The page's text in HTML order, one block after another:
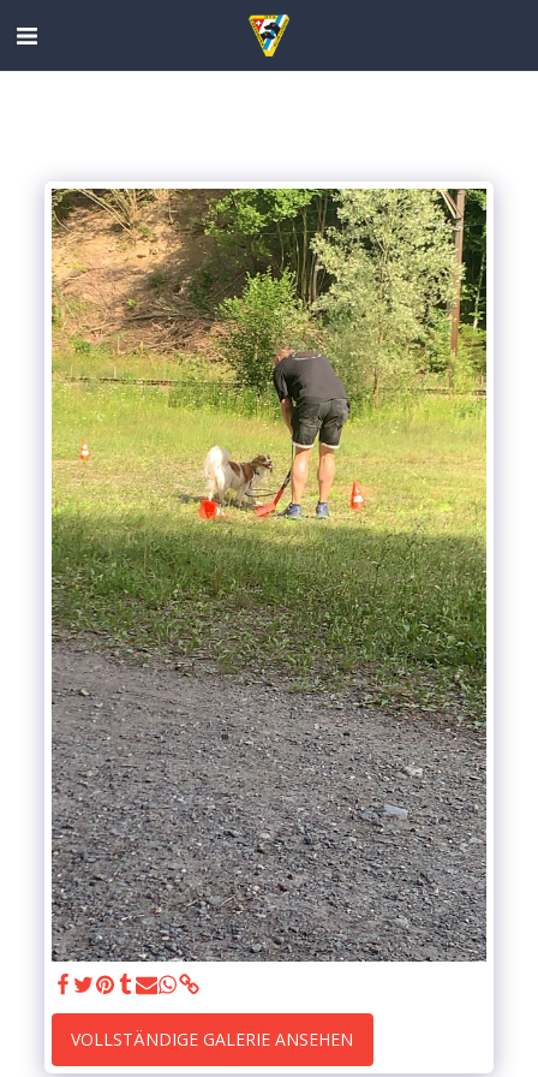
VOLLSTÄNDIGE GALERIE ANSEHEN